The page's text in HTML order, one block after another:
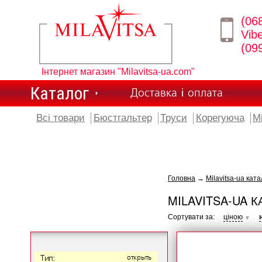
Інтернет магазин "Milavitsa-ua.com"
Каталог Доставка і оплата
Всі товари Бюстгальтер Труси Корегуюча
Тип: открыть
Головна → Milavitsa-ua
MILAVITSA-UA
Сортувати за: ціною ▼